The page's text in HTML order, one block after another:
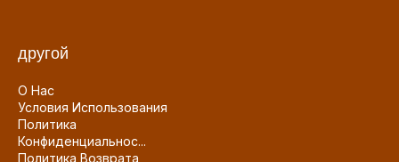
другой
О Нас
Условия Использования
Политика
Конфиденциальнос...
Политика Возврата